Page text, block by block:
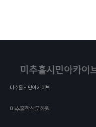
미추홀시민아카이브
미추홀학산문화원